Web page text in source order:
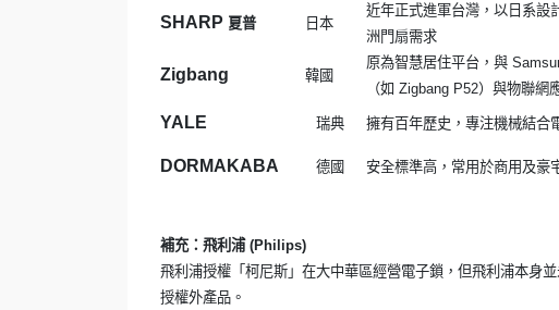
SHARP 夏普 日本
近年正式進軍台灣，以日系設
洲門扇需求
Zigbang 韓國
原為智慧居住平台，與
（如 Zigbang P52）與物聯網
YALE 瑞典 擁有百年歷史，專注機械結合
DORMAKABA 德國 安全標準高，常用於商用及豪
補充：飛利浦 (Philips)
飛利浦授權「柯尼斯」在大中華區經營電子鎖，但飛利浦本身
授權外產品。